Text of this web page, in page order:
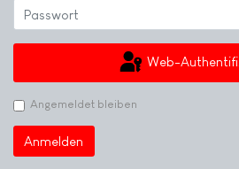
Web-
Angemeldet bleiben
Anmelden